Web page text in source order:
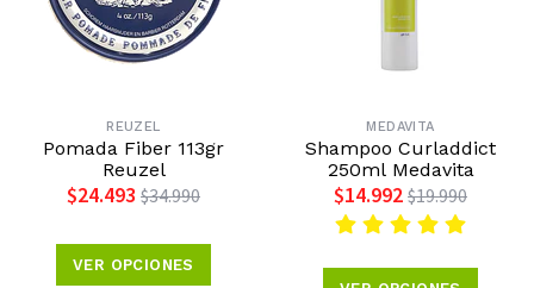
REUZEL
Pomada Fiber 113gr
Reuzel
$24.493 $34.990
VER OPCIONES
MEDAVITA
Shampoo Curladdict
250ml Medavita
$14.992 $19.990